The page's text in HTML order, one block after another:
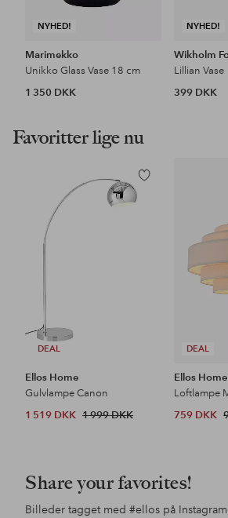
NYHED!
Marimekko
Unikko Glass Vase 18 cm
1 350 DKK
NYHED!
Wikholm
Lillian Vase
399 DKK
Favoritter lige nu
DEAL
Tilføj
til
Ellos Home
Gulvlampe Canon
1 519 DKK 1 999 DKK
DEAL
Ellos Home
Loftlampe
759 DKK
Share your favorites!
Billeder tagget med #ellos på